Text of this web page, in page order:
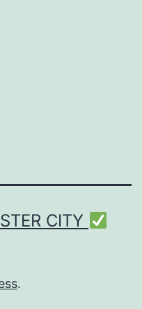
CITY
.